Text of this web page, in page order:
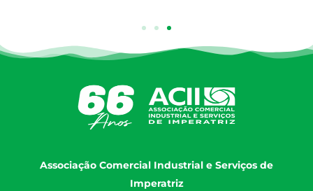
Associação Comercial Industrial e Serviços de
Imperatriz